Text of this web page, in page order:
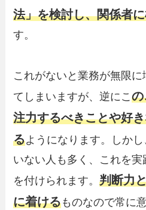
法」を検討し、関係者
す。
これがないと業務が無限
てしまいますが、逆にこ
注力するべきことや好
るようになります。しか
いない人も多く、これを
を付けられます。判断力
に着けるものなので常に